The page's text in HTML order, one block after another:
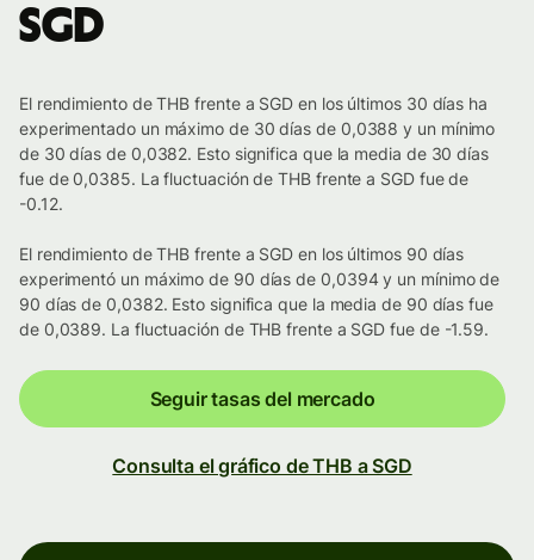
SGD
El rendimiento de THB frente a SGD en los últimos 30 días ha
experimentado un máximo de 30 días de 0,0388 y un mínimo
de 30 días de 0,0382. Esto significa que la media de 30 días
fue de 0,0385. La fluctuación de THB frente a SGD fue de
-0.12.
El rendimiento de THB frente a SGD en los últimos 90 días
experimentó un máximo de 90 días de 0,0394 y un mínimo de
90 días de 0,0382. Esto significa que la media de 90 días fue
de 0,0389. La fluctuación de THB frente a SGD fue de -1.59.
Seguir tasas del mercado
Consulta el gráfico de THB a SGD